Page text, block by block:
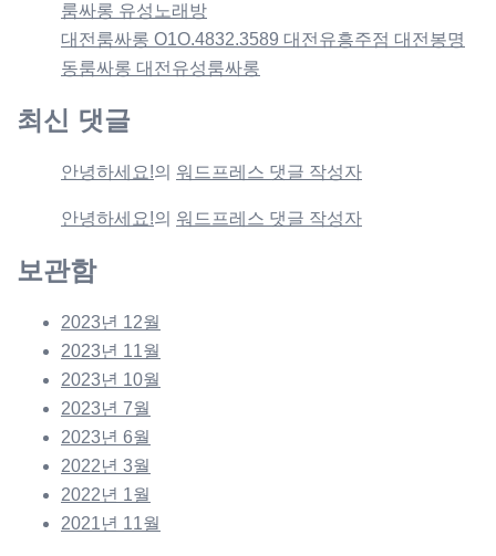
룸싸롱 유성노래방
대전룸싸롱 O1O.4832.3589 대전유흥주점 대전봉명
동룸싸롱 대전유성룸싸롱
최신 댓글
안녕하세요!의 워드프레스 댓글 작성자
안녕하세요!의 워드프레스 댓글 작성자
보관함
2023년 12월
2023년 11월
2023년 10월
2023년 7월
2023년 6월
2022년 3월
2022년 1월
2021년 11월